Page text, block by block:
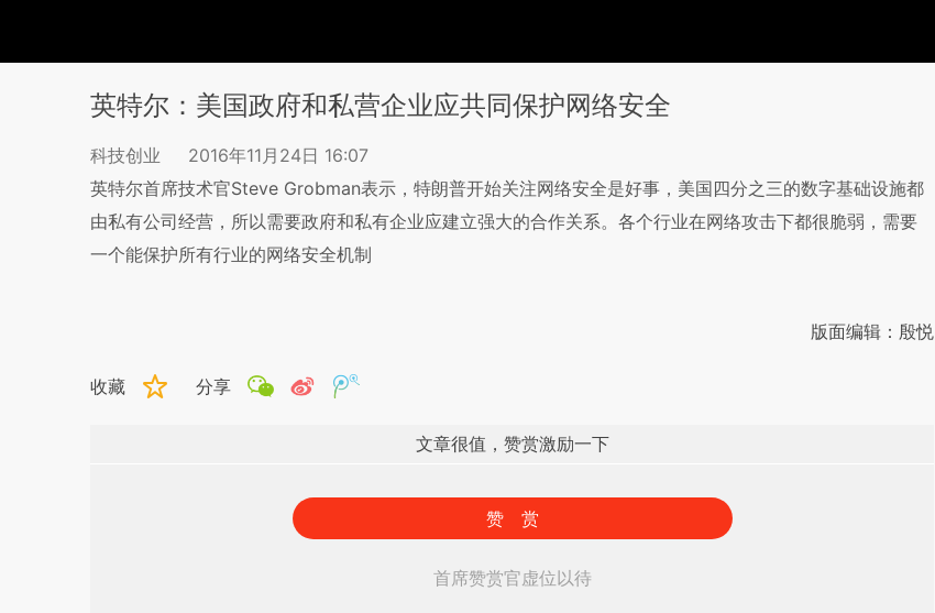
英特尔：美国政府和私营企业应共同保护网络安全
科技创业
2016年11月24日 16:07
英特尔首席技术官Steve Grobman表示，特朗普开始关注网络安全是好事，美国四分之三的数字基础设施都
由私有公司经营，所以需要政府和私有企业应建立强大的合作关系。各个行业在网络攻击下都很脆弱，需要
一个能保护所有行业的网络安全机制
版面编辑：殷悦
收藏 分享
文章很值，赞赏激励一下
赞 赏
首席赞赏官虚位以待